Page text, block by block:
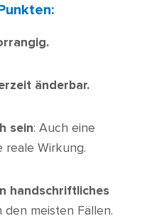
änderbar.
sein: Auch eine
reale Wirkung.
handschriftliches
den meisten Fällen.